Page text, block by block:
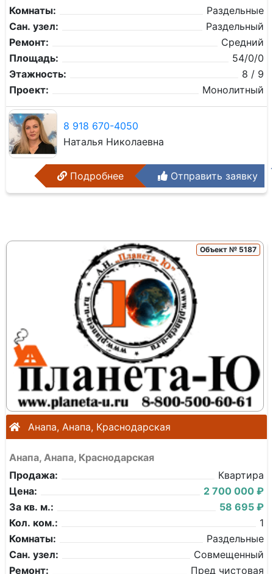
Комнаты:
Раздельные
Сан. узел:
Раздельный
Ремонт:
Средний
Площадь:
54/0/0
Этажность:
8 / 9
Проект:
Монолитный
8 918 670-4050
Наталья Николаевна
Подробнее Отправить заявку
Объект № 5187
Анапа, Анапа, Краснодарская
Анапа, Анапа, Краснодарская
Продажа:
Квартира
Цена:
2 700 000 ₽
За кв. м.:
58 695 ₽
Кол. ком.:
1
Комнаты:
Раздельные
Сан. узел:
Совмещенный
Ремонт:
Пред чистовая